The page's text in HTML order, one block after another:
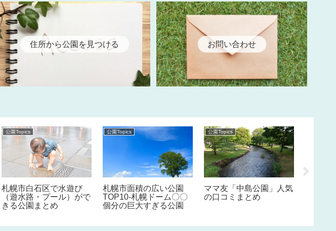
住所から公園を見つける お問い合わせ
公園Topics
札幌市白石区で水遊び
（遊水路・プール）がで
きる公園まとめ
公園Topics
札幌市面積の広い公園
TOP10-札幌ドーム〇〇
個分の巨大すぎる公園
公園Topics
ママ友「中島公園」人気
の口コミまとめ